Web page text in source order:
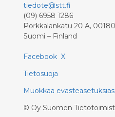
tiedote@stt.fi
(09) 6958 1286
Porkkalankatu 20 A,
Suomi – Finland
Facebook X
Tietosuoja
Muokkaa evästeasetuksiasi
© Oy Suomen